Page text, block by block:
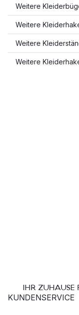
Weitere
Weitere
Weitere
Weitere
IHR ZUHAUSE
KUNDENSERVICE